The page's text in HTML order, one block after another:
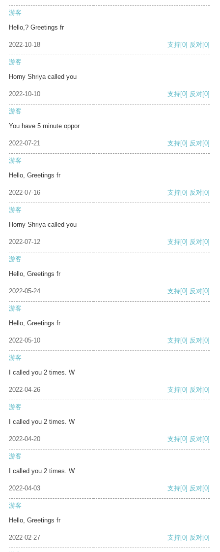
游客
Hello,? Greetings fr
2022-10-18 支持[0] 反对[0]
游客
Horny Shriya called you
2022-10-10 支持[0] 反对[0]
游客
You have 5 minute oppor
2022-07-21 支持[0] 反对[0]
游客
Hello, Greetings fr
2022-07-16 支持[0] 反对[0]
游客
Horny Shriya called you
2022-07-12 支持[0] 反对[0]
游客
Hello, Greetings fr
2022-05-24 支持[0] 反对[0]
游客
Hello, Greetings fr
2022-05-10 支持[0] 反对[0]
游客
I called you 2 times. W
2022-04-26 支持[0] 反对[0]
游客
I called you 2 times. W
2022-04-20 支持[0] 反对[0]
游客
I called you 2 times. W
2022-04-03 支持[0] 反对[0]
游客
Hello, Greetings fr
2022-02-27 支持[0] 反对[0]